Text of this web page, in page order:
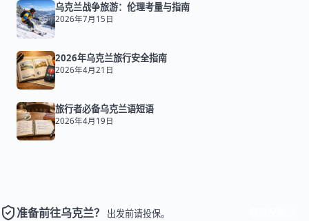
乌克兰战争旅游：伦理考量与指南
2026年7月15日
2026年乌克兰旅行安全指南
2026年4月21日
旅行者必备乌克兰语短语
2026年4月19日
准备前往乌克兰？ 出发前请投保。